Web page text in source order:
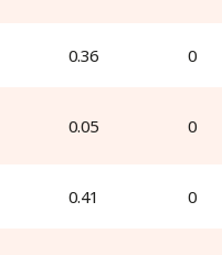
0.36 0
0.05 0
0.41 0